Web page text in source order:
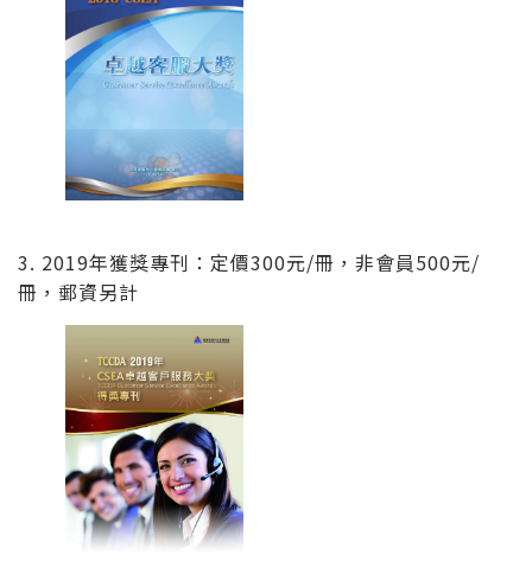
3. 2019年獲獎專刊：定價300元/冊，非會員500元/
冊，郵資另計